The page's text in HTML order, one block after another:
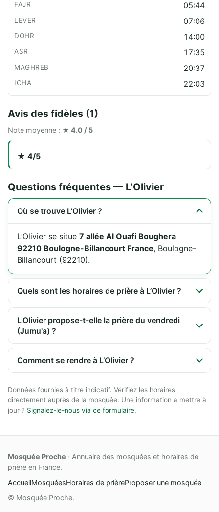
05:44
07:06
14:00
17:35
20:37
22:03
Avis des fidèles (1)
Note moyenne : ★ 4.0 / 5
★ 4/5
Questions fréquentes — L’Olivier
Où se trouve L’Olivier ?
L’Olivier se situe 7 allée Al Ouafi Boughera
92210 Boulogne-Billancourt France, Boulogne-
Billancourt (92210).
Quels sont les horaires de prière à L’Olivier ?
L’Olivier propose-t-elle la prière du vendredi
(Jumu'a) ?
Comment se rendre à L’Olivier ?
Données fournies à titre indicatif. Vérifiez les horaires
directement auprès de la mosquée. Une information à mettre à
jour ? Signalez-le-nous via ce formulaire.
Mosquée Proche · Annuaire des mosquées et horaires de
prière en France.
AccueilMosquéesHoraires de prièreProposer une mosquée
© Mosquée Proche.